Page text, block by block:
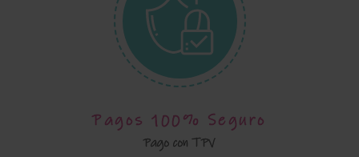
Pagos 100% Seguro
Pago con TPV